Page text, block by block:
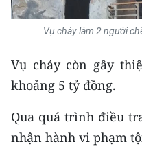
Media Giáo dục
Media Khoa học - Công
Media Môi trường
Ảnh
Vụ cháy làm 2 người
Vụ cháy còn gây
khoảng 5 tỷ đồng.
Qua quá trình điều
nhận hành vi phạm